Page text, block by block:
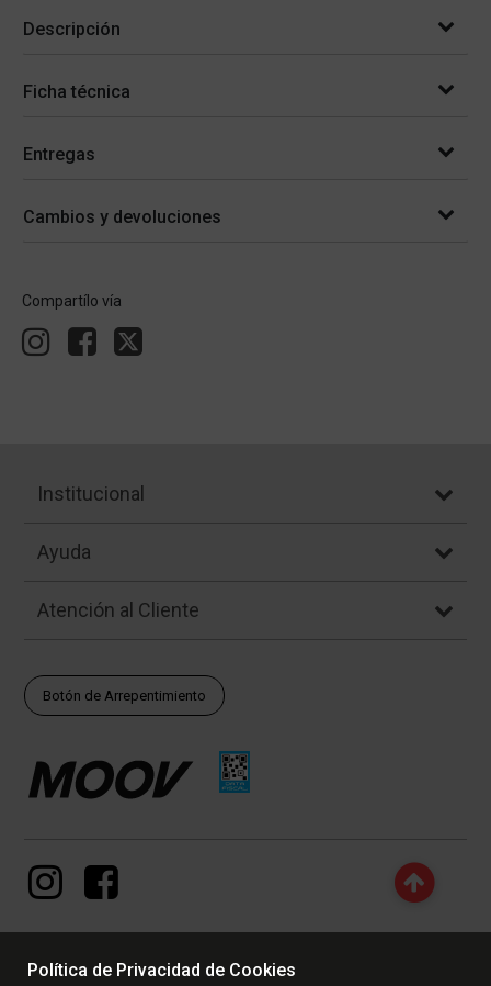
Descripción
Ficha técnica
Entregas
Cambios y devoluciones
Compartílo vía
Institucional
Ayuda
Atención al Cliente
Botón de Arrepentimiento
Política de Privacidad de Cookies